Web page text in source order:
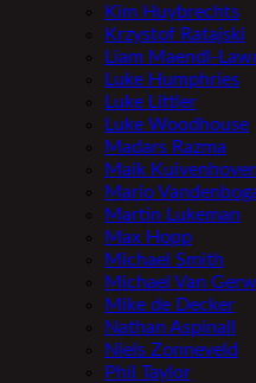
Kim Huybrechts
Krzystof Ratajski
Liam Maendl-
Luke Humphries
Luke Littler
Luke Woodhouse
Madars Razma
Maik
Mario
Martin Lukeman
Max Hopp
Michael Smith
Michael Van
Mike de Decker
Nathan Aspinall
Niels Zonneveld
Phil Taylor